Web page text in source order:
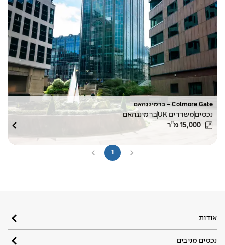
Colmore Gate - ברמינגהאם
נכסים משרדים UK
ברמינגהאם
15,000 מ"ר
1
אודות
נכסים מניבים